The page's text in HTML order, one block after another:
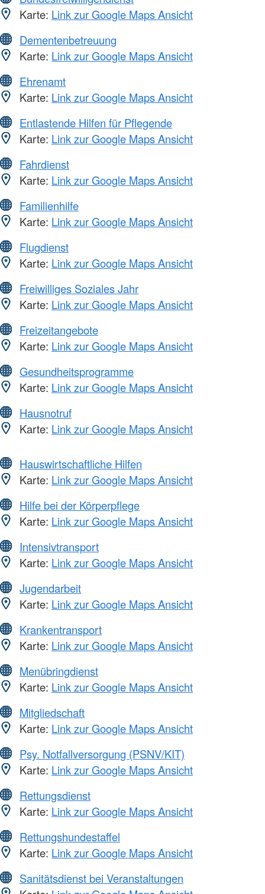
Karte: Link zur Google Maps Ansicht
Dementenbetreuung
Karte: Link zur Google Maps Ansicht
Ehrenamt
Karte: Link zur Google Maps Ansicht
Entlastende Hilfen für Pflegende
Karte: Link zur Google Maps Ansicht
Fahrdienst
Karte: Link zur Google Maps Ansicht
Familienhilfe
Karte: Link zur Google Maps Ansicht
Flugdienst
Karte: Link zur Google Maps Ansicht
Freiwilliges Soziales Jahr
Karte: Link zur Google Maps Ansicht
Freizeitangebote
Karte: Link zur Google Maps Ansicht
Gesundheitsprogramme
Karte: Link zur Google Maps Ansicht
Hausnotruf
Karte: Link zur Google Maps Ansicht
Hauswirtschaftliche Hilfen
Karte: Link zur Google Maps Ansicht
Hilfe bei der Körperpflege
Karte: Link zur Google Maps Ansicht
Intensivtransport
Karte: Link zur Google Maps Ansicht
Jugendarbeit
Karte: Link zur Google Maps Ansicht
Krankentransport
Karte: Link zur Google Maps Ansicht
Menübringdienst
Karte: Link zur Google Maps Ansicht
Mitgliedschaft
Karte: Link zur Google Maps Ansicht
Psy. Notfallversorgung (PSNV/KIT)
Karte: Link zur Google Maps Ansicht
Rettungsdienst
Karte: Link zur Google Maps Ansicht
Rettungshundestaffel
Karte: Link zur Google Maps Ansicht
Sanitätsdienst bei Veranstaltungen